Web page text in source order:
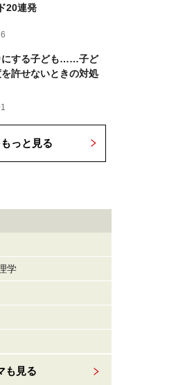
20連発
にする子ども……子ど
許せないときの対処
っと見る
学
も見る